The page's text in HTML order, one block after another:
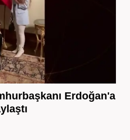
Erdoğan'a